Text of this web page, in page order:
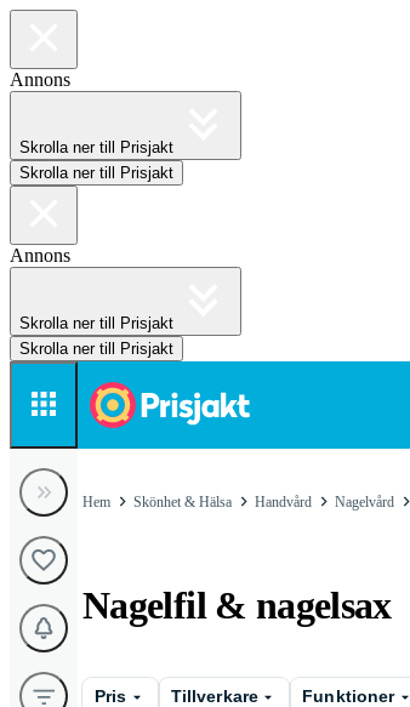
Annons
Skrolla ner till Prisjakt
Skrolla ner till Prisjakt
Annons
Skrolla ner till Prisjakt
Skrolla ner till Prisjakt
Hem Skönhet & Hälsa Handvård Nagelvård
Nagelfil & nagelsax
Pris Tillverkare Funktioner